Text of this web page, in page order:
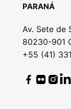
PARANÁ
Av. Sete de
80230-901
+55 (41)